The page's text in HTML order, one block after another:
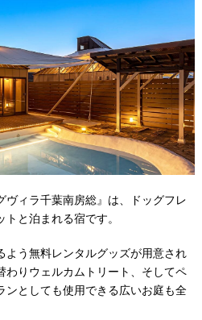
ヴィラ千葉南房総』は、ドッグフレ
と泊まれる宿です。
よう無料レンタルグッズが用意され
わりウェルカムトリート、そしてペ
ンとしても使用できる広いお庭も全